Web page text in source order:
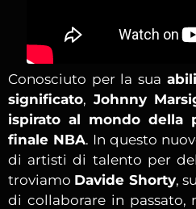
Conosciuto per la sua
significato, Johnny
ispirato al mondo della
finale NBA. In questo
di artisti di talento per
troviamo Davide Shorty,
di collaborare in passato,